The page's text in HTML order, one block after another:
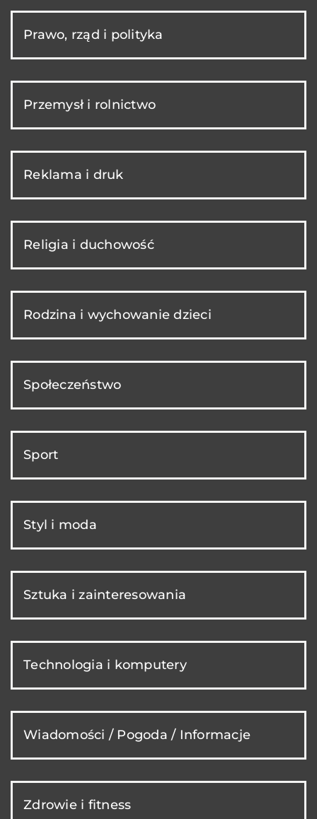
Prawo, rząd i polityka
Przemysł i rolnictwo
Reklama i druk
Religia i duchowość
Rodzina i wychowanie dzieci
Społeczeństwo
Sport
Styl i moda
Sztuka i zainteresowania
Technologia i komputery
Wiadomości / Pogoda / Informacje
Zdrowie i fitness